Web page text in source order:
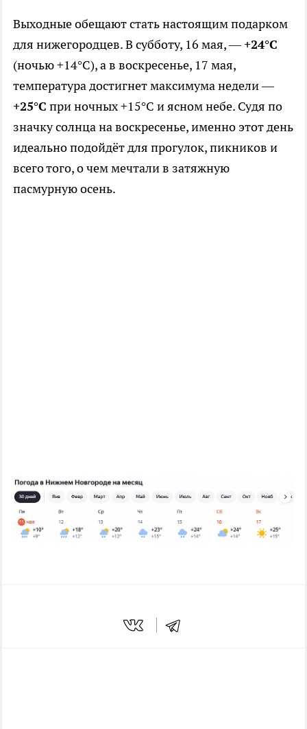
Выходные обещают стать настоящим подарком
для нижегородцев. В субботу, 16 мая, —+24°C
(ночью +14°C), а в воскресенье, 17 мая,
температура достигнет максимума недели —
+25°C при ночных +15°C и ясном небе. Судя по
значку солнца на воскресенье, именно этот день
идеально подойдёт для прогулок, пикников и
всего того, о чем мечтали в затяжную
пасмурную осень.